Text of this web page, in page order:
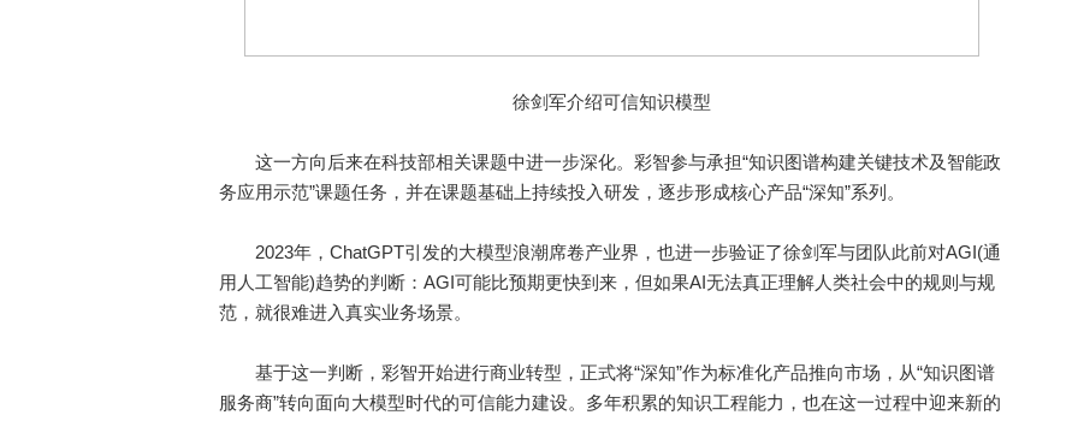
徐剑军介绍可信知识模型
这一方向后来在科技部相关课题中进一步深化。彩智参与承担“知识图谱构建关键技术及智能政
务应用示范”课题任务，并在课题基础上持续投入研发，逐步形成核心产品“深知”系列。
2023年，ChatGPT引发的大模型浪潮席卷产业界，也进一步验证了徐剑军与团队此前对AGI(通
用人工智能)趋势的判断：AGI可能比预期更快到来，但如果AI无法真正理解人类社会中的规则与规
范，就很难进入真实业务场景。
基于这一判断，彩智开始进行商业转型，正式将“深知”作为标准化产品推向市场，从“知识图谱
服务商”转向面向大模型时代的可信能力建设。多年积累的知识工程能力，也在这一过程中迎来新的